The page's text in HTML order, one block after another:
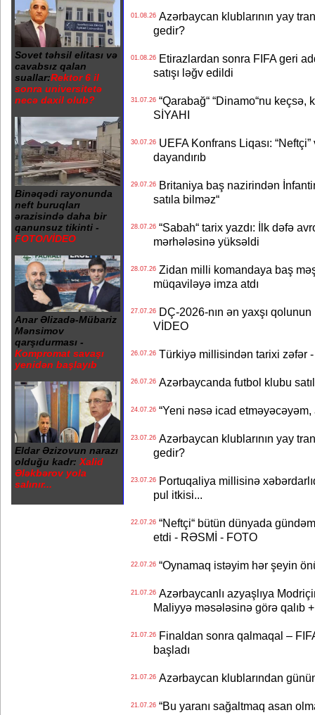
Sovet təhsil elitası və
cavabsız qalan
suallar:Rektor 6 il
sonra universitetə
necə daxil olub?
Binəqədi rayonunda
neft buruqları
ərazisində daha bir
qanunsuz tikinti -
FOTO/VİDEO
Anar Əlizadə-Mübariz
Mənsimov
qarşıdurması -
Kompromat savaşı
yenidən başlayıb
Eldar Əzizovun narazı
olduğu kadr: Xalid
Ələkbərov yola
salınır...
01.08.26Azərbaycan klublarının yay
gedir?
01.08.26Etirazlardan sonra FIFA geri
satışı ləğv edildi
31.07.26“Qarabağ“ “Dinamo“nu keçsə,
SİYAHI
30.07.26UEFA Konfrans Liqası: “Neftçi”
dayandırıb
29.07.26Britaniya baş nazirindən
satıla bilməz“
28.07.26“Sabah“ tarix yazdı: İlk dəfə
mərhələsinə yüksəldi
28.07.26Zidan milli komandaya baş
müqaviləyə imza atdı
27.07.26DÇ-2026-nın ən yaxşı
VİDEO
26.07.26Türkiyə millisindən tarixi zəfər
26.07.26Azərbaycanda futbol klubu
24.07.26“Yeni nəsə icad etməyəcəyəm,
23.07.26Azərbaycan klublarının yay
gedir?
23.07.26Portuqaliya millisinə
pul itkisi...
22.07.26“Neftçi“ bütün dünyada
etdi - RƏSMİ - FOTO
22.07.26“Oynamaq istəyim hər şeyin
21.07.26Azərbaycanlı azyaşlıya
Maliyyə məsələsinə görə qalıb
21.07.26Finaldan sonra qalmaqal –
başladı
21.07.26Azərbaycan klublarından
21.07.26“Bu yaranı sağaltmaq asan